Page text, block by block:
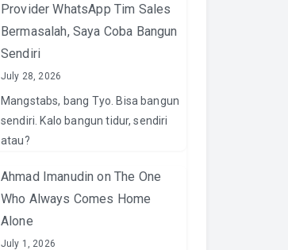
Provider WhatsApp Tim Sales
Bermasalah, Saya Coba Bangun
Sendiri
July 28, 2026
Mangstabs, bang Tyo. Bisa bangun
sendiri. Kalo bangun tidur, sendiri
atau?
Ahmad Imanudin on The One
Who Always Comes Home
Alone
July 1, 2026